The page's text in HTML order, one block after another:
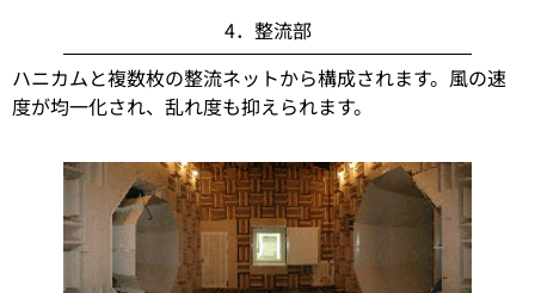
4．整流部
ハニカムと複数枚の整流ネットから構成されます。風の速
度が均一化され、乱れ度も抑えられます。